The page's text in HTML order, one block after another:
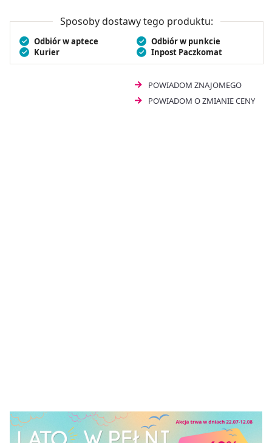
Sposoby dostawy tego produktu:
Odbiór w aptece
Odbiór w punkcie
Kurier
Inpost Paczkomat
POWIADOM ZNAJOMEGO
POWIADOM O ZMIANIE CENY